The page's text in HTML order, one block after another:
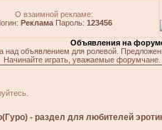
О взаимной рекламе:
РекламаПароль: 123456
Объявления на
над объявлением для ролевой.
Начинайте играть, уважаемые
.
- раздел для любителей